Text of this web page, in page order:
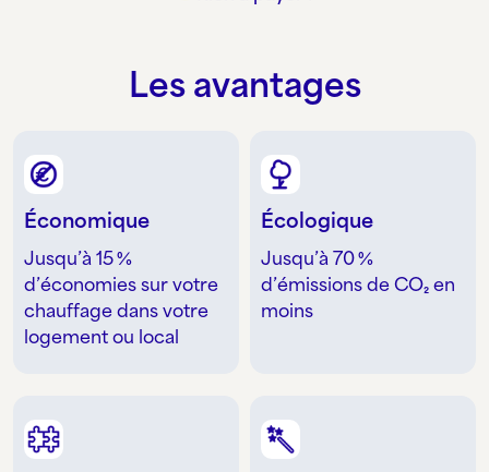
Les avantages
Économique
Jusqu’à 15 %
d’économies sur votre
chauffage dans votre
logement ou local
Écologique
Jusqu’à 70 %
d’émissions de CO₂ en
moins